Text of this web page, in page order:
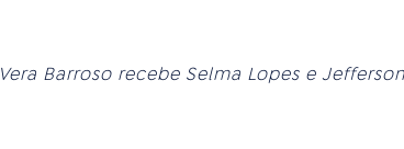
Vera Barroso recebe Selma Lopes e